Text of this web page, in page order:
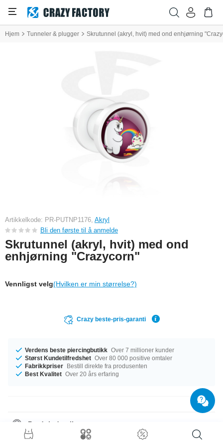
Hjem Tunneler & plugger Skrutunnel (akryl, hvit) med ond enhjørning
Artikkelkode: PR-PUTNP1176, Akryl
Bli den første til å anmelde
Skrutunnel (akryl, hvit) med ond
enhjørning "Crazycorn"
Vennligst velg(Hvilken er min størrelse?)
Crazy beste-pris-garanti
Verdens beste piercingbutikk Over 7 millioner kunder
Størst Kundetilfredshet Over 80 000 positive omtaler
Fabrikkpriser Bestill direkte fra produsenten
Best Kvalitet Over 20 års erfaring
Produktdetaljer
Vi har diametre fra 6 mm til 50 mm på lager. Kjøp nå, før det blir utsolgt!